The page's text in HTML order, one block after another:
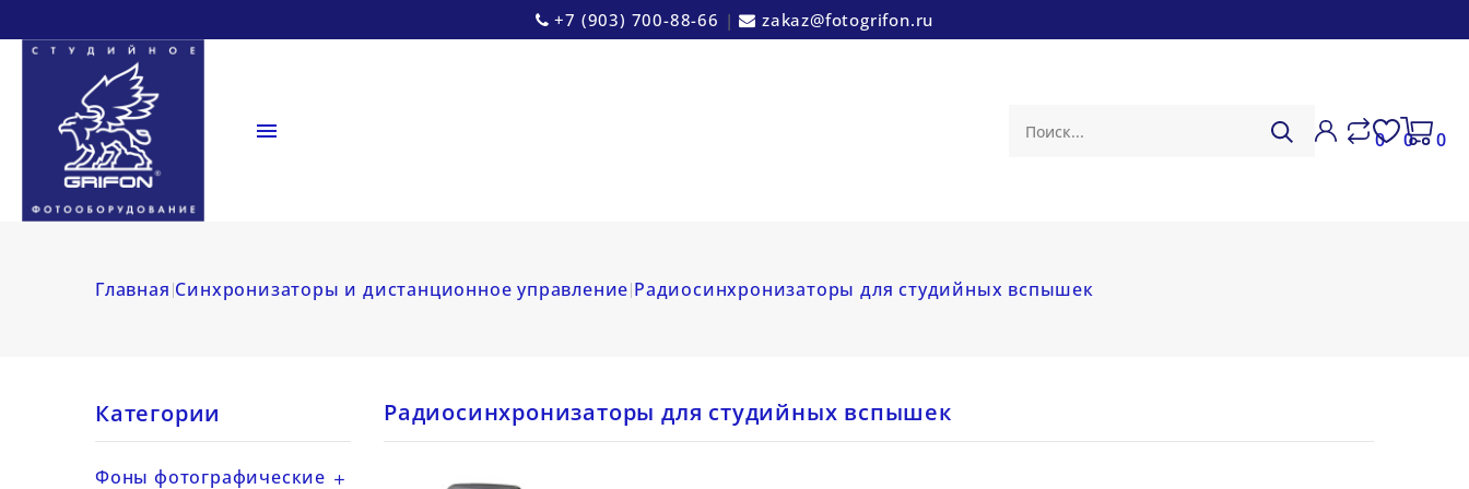
+7 (903) 700-88-66 | zakaz@fotogrifon.ru
 0 0 0
Главная Синхронизаторы и дистанционное управление Радиосинхронизаторы для студийных вспышек
Категории
Фоны фотографические 
Радиосинхронизаторы для студийных вспышек